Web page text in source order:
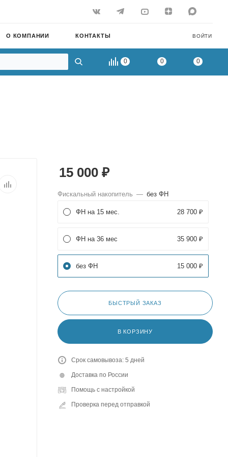
ВОЙТИ
О КОМПАНИИ КОНТАКТЫ
0 0 0
15 000 ₽
Фискальный накопитель — без ФН
ФН на 15 мес. 28 700 ₽
ФН на 36 мес 35 900 ₽
без ФН 15 000 ₽
БЫСТРЫЙ ЗАКАЗ
В КОРЗИНУ
Срок самовывоза: 5 дней
Доставка по России
Помощь с настройкой
Проверка перед отправкой